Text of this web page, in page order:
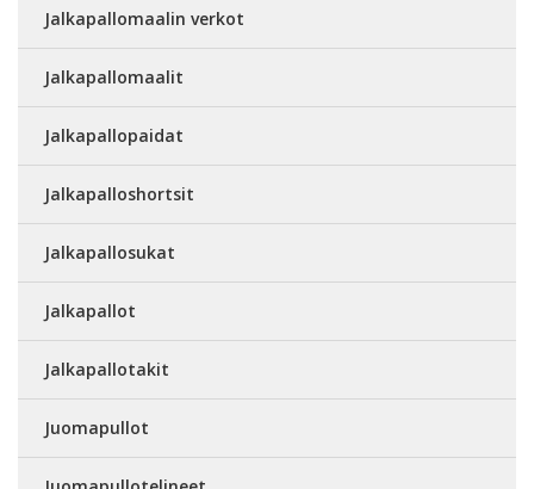
Jalkapallomaalin verkot
Jalkapallomaalit
Jalkapallopaidat
Jalkapalloshortsit
Jalkapallosukat
Jalkapallot
Jalkapallotakit
Juomapullot